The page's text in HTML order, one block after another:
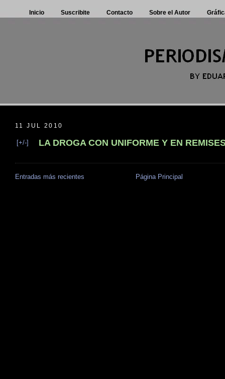
Inicio Suscribite Contacto Sobre el Autor
11 JUL 2010
[+/-] LA DROGA CON UNIFORME Y EN
Entradas más recientes Página Principal